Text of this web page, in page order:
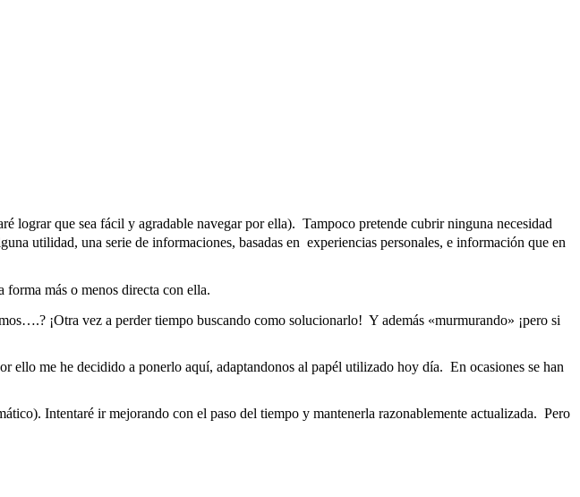
lograr que sea fácil y agradable navegar por ella). Tampoco pretende cubrir ninguna necesidad
utilidad, una serie de informaciones, basadas en experiencias personales, e información que en
más o menos directa con ella.
¡Otra vez a perder tiempo buscando como solucionarlo! Y además «murmurando» ¡pero si
me he decidido a ponerlo aquí, adaptandonos al papél utilizado hoy día. En ocasiones se han
Intentaré ir mejorando con el paso del tiempo y mantenerla razonablemente actualizada. Pero